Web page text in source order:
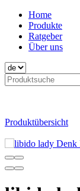
Home
Produkte
Ratgeber
Über uns
Produktübersicht